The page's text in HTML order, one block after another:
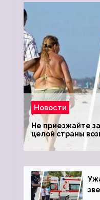
Новости
Не приезжайте
целой страны
туристки
обзавестись